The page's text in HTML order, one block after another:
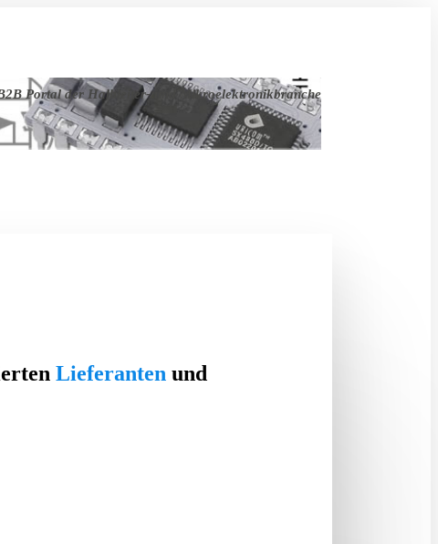
Portal der Halbleiter- und Mikroelektronikbranche
Lieferanten und